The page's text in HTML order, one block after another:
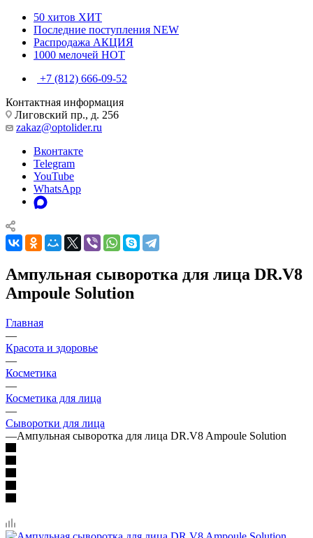
50 хитов ХИТ
Последние поступления NEW
Распродажа АКЦИЯ
1000 мелочей HOT
+7 (812) 666-09-52
Контактная информация
Лиговский пр., д. 256
zakaz@optolider.ru
Вконтакте
Telegram
YouTube
WhatsApp
Ампульная сыворотка для лица DR.V8
Ampoule Solution
Главная
—
Красота и здоровье
—
Косметика
—
Косметика для лица
—
Сыворотки для лица
—Ампульная сыворотка для лица DR.V8 Ampoule Solution